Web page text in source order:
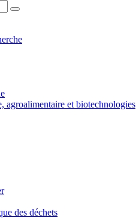
agroalimentaire et biotechnologies
des déchets